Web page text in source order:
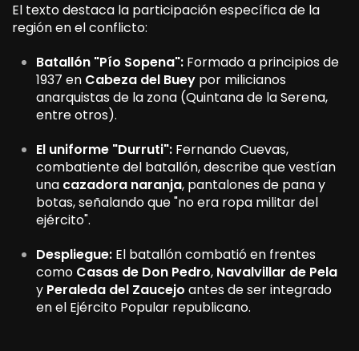
El texto destaca la participación específica de la
región en el conflicto:
Batallón "Pío Sopena": Formado a principios de
1937 en Cabeza del Buey por milicianos
anarquistas de la zona (Quintana de la Serena,
entre otros).
El uniforme "Durruti": Fernando Cuevas,
combatiente del batallón, describe que vestían
una cazadora naranja, pantalones de pana y
botas, señalando que "no era ropa militar del
ejército".
Despliegue: El batallón combatió en frentes
como Casas de Don Pedro, Navalvillar de Pela
y Peraleda del Zaucejo antes de ser integrado
en el Ejército Popular republicano.